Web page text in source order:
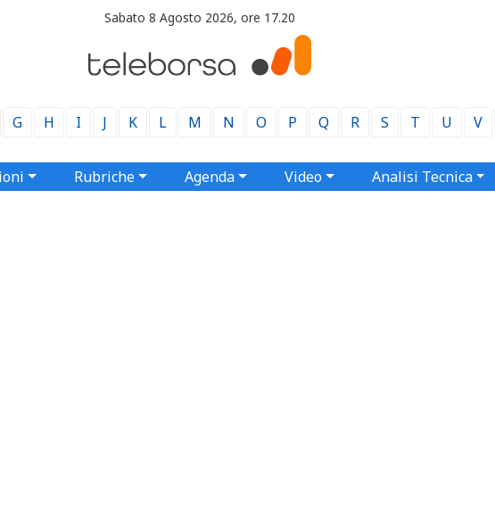
Sabato 8 Agosto 2026, ore 17.20
G H I J K L M N O P Q R S T U V
Rubriche Agenda Video Analisi Tecnica